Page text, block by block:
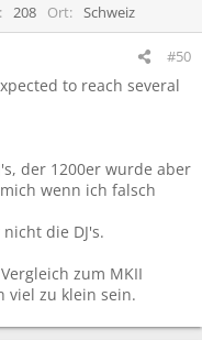
208 Ort Schweiz
#50
to reach several
der 1200er wurde aber
wenn ich falsch
die DJ's.
zum MKII
viel zu klein sein.